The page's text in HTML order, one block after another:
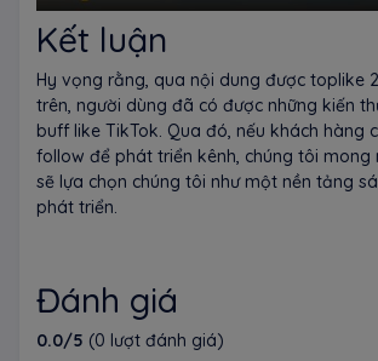
Kết luận
Hy vọng rằng, qua nội dung được toplike
trên, người dùng đã có được những kiến
buff like TikTok. Qua đó, nếu khách hàng
follow để phát triển kênh, chúng tôi mong
sẽ lựa chọn chúng tôi như một nền tảng
phát triển.
Đánh giá
0.0/5 (0 lượt đánh giá)